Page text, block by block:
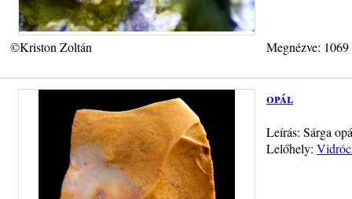
©Kriston Zoltán Megnézve:
opál
Leírás: Sárga
Lelőhely: